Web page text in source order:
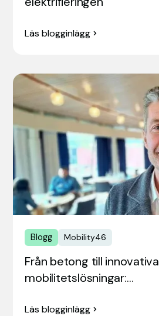
Läs blogginlägg
Blogg Mobility46
Från betong till innovativa
mobilitetslösningar:…
Läs blogginlägg